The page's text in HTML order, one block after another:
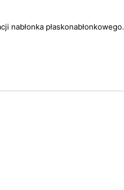
nabłonka płaskonabłonkowego.